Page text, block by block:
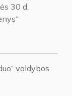
30 d.
valdybos